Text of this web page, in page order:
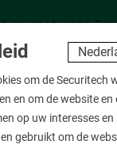
op met onze
om de Securitech
en om de website
op uw interesses
gebruikt om de